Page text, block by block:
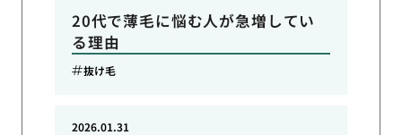
20代で薄毛に悩む人が急増してい
る理由
抜け毛
2026.01.31